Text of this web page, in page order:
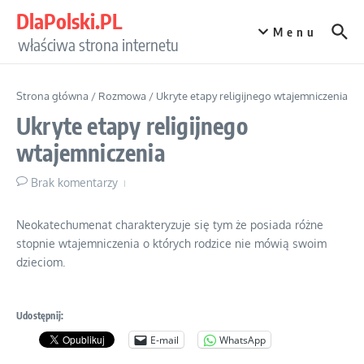
DlaPolski.PL
właściwa strona internetu
Menu
Strona główna / Rozmowa / Ukryte etapy religijnego wtajemniczenia
Ukryte etapy religijnego
wtajemniczenia
Brak komentarzy
Neokatechumenat charakteryzuje się tym że posiada różne
stopnie wtajemniczenia o których rodzice nie mówią swoim
dzieciom.
Udostępnij:
E-mail WhatsApp